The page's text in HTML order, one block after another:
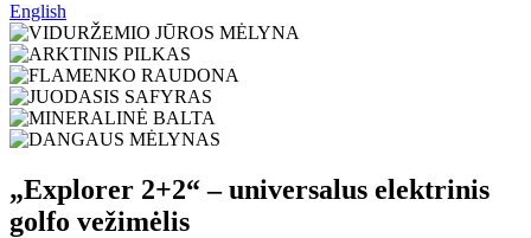
English
„Explorer 2+2“ – universalus elektrinis
golfo vežimėlis